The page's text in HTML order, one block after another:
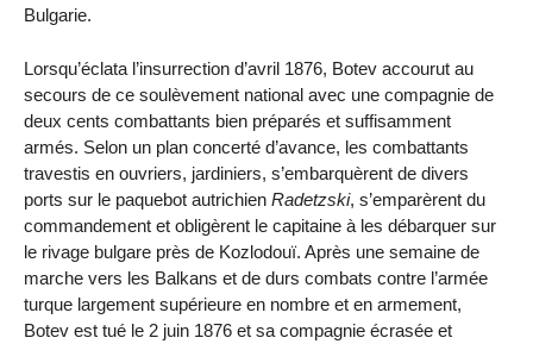
Bulgarie.
Lorsqu’éclata l’insurrection d’avril 1876, Botev accourut au
secours de ce soulèvement national avec une compagnie de
deux cents combattants bien préparés et suffisamment
armés. Selon un plan concerté d’avance, les combattants
travestis en ouvriers, jardiniers, s’embarquèrent de divers
ports sur le paquebot autrichien Radetzski, s’emparèrent du
commandement et obligèrent le capitaine à les débarquer sur
le rivage bulgare près de Kozlodouï. Après une semaine de
marche vers les Balkans et de durs combats contre l’armée
turque largement supérieure en nombre et en armement,
Botev est tué le 2 juin 1876 et sa compagnie écrasée et